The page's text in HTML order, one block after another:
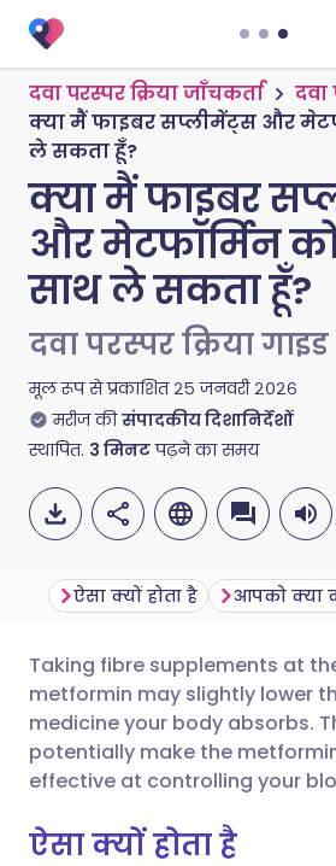
दवा परस्पर क्रिया जाँचकर्ता
दवा
क्या मैं फाइबर सप्लीमेंट्स और
ले सकता हूँ?
क्या मैं फाइबर
और मेटफॉर्मिन
साथ ले सकता हूँ?
दवा परस्पर क्रिया गाइड
मूल रूप से प्रकाशित २५ जनवरी २०२६
मरीज की संपादकीय दिशानिर्देशों
स्थापित. 3 मिनटपढ़ने का समय
ईमेल के माध्यम से
फेसबुक के माध्यम
करें
🇬🇧 English
🇪🇸 Español
ऐसा क्यों होता है आपको क्या
Taking fibre supplements at
metformin may slightly lower
medicine your body absorbs.
potentially make the
effective at controlling your
ऐसा क्यों होता है